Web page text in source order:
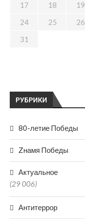
РУБРИКИ
80-летие Победы
Zнамя Победы
Актуальное
(29 006)
Антитеррор
17
18 19
24
25 26
31